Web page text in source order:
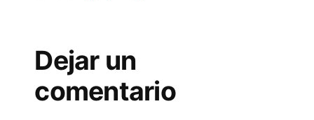
Dejar un
comentario